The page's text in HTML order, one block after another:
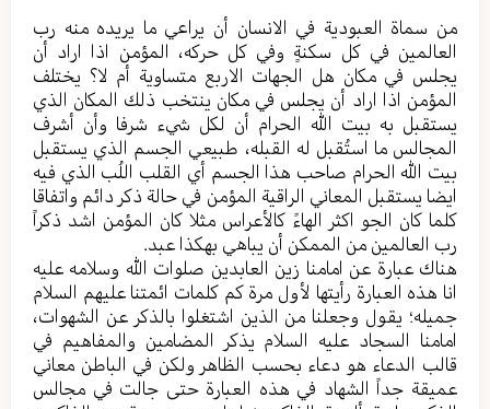
من سماة العبودیة في الانسان أن يراعي ما یریده منه رب
العالمین في کل سکنةٍ وفي کل حرکه، المؤمن اذا اراد أن
یجلس في مکان هل الجهات الاربع متساویة أم لا؟ یختلف
المؤمن اذا اراد أن یجلس في مکان ینتخب ذلك المکان الذي
یستقبل به بیت الله الحرام أن لکل شيء شرفا وأن أشرف
المجالس ما استُقبل له القبله، طبیعي الجسم الذي یستقبل
بیت الله الحرام صاحب هذا الجسم أي القلب اللُب الذي فیه
ایضا یستقبل المعاني الراقیة المؤمن في حالة ذکر دائم واتفاقا
کلما کان الجو اکثر الهاءً کالأعراس مثلا کان المؤمن اشد ذکراً
رب العالمین من الممکن أن يباهي بهکذا عبد.
هناك عبارة عن امامنا زین العابدین صلوات الله وسلامه علیه
انا هذه العبارة رأيتها لأول مرة کم کلمات ائمتنا علیهم السلام
جمیله؛ یقول وجعلنا من الذین اشتغلوا بالذکر عن الشهوات،
امامنا السجاد علیه السلام یذکر المضامین والمفاهیم في
قالب الدعاء هو دعاء بحسب الظاهر ولکن في الباطن معاني
عمیقة جداً الشهاد في هذه العبارة حتی جالت في مجالس